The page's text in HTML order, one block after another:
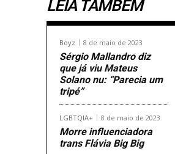
LEIA TAMBÉM
Boyz 8 de maio de 2023
Sérgio Mallandro diz
que já viu Mateus
Solano nu: “Parecia um
tripé”
LGBTQIA+ 8 de maio de 2023
Morre influenciadora
trans Flávia Big Big